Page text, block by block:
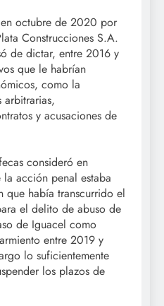
octubre de 2020 por
Construcciones S.A.
de dictar, entre 2016 y
que le habrían
como la
arbitrarias,
y acusaciones de
consideró en
acción penal estaba
que había transcurrido el
el delito de abuso de
de Iguacel como
entre 2019 y
lo suficientemente
los plazos de